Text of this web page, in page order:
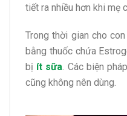
tiết ra nhiều hơn khi mẹ
Trong thời gian cho
bằng thuốc chứa
bị ít sữa. Các biện
cũng không nên dùng.